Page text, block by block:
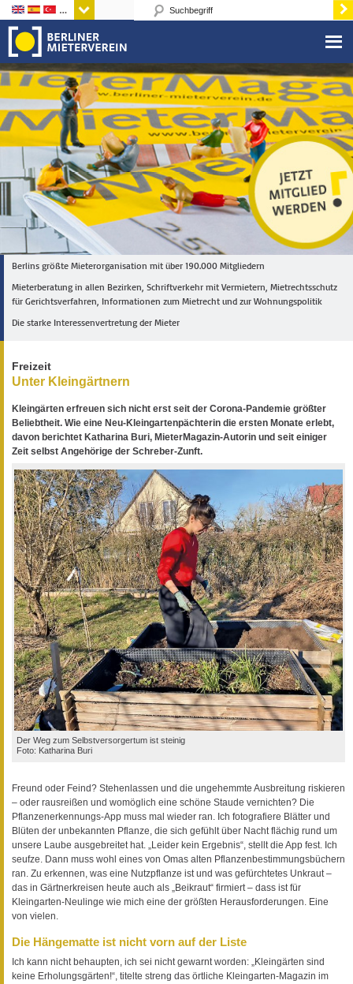
Sprachen
Berlins größte Mieterorganisation mit über 190.000 Mitgliedern
Mieterberatung in allen Bezirken, Schriftverkehr mit Vermietern, Mietrechtsschutz
für Gerichtsverfahren, Informationen zum Mietrecht und zur Wohnungspolitik
Die starke Interessenvertretung der Mieter
Freizeit
Unter Kleingärtnern
Kleingärten erfreuen sich nicht erst seit der Corona-Pandemie größter
Beliebtheit. Wie eine Neu-Kleingartenpächterin die ersten Monate erlebt,
davon berichtet Katharina Buri, MieterMagazin-Autorin und seit einiger
Zeit selbst Angehörige der Schreber-Zunft.
Der Weg zum Selbstversorgertum ist steinig
Foto: Katharina Buri
Freund oder Feind? Stehenlassen und die ungehemmte Ausbreitung riskieren
– oder rausreißen und womöglich eine schöne Staude vernichten? Die
Pflanzenerkennungs-App muss mal wieder ran. Ich fotografiere Blätter und
Blüten der unbekannten Pflanze, die sich gefühlt über Nacht flächig rund um
unsere Laube ausgebreitet hat. „Leider kein Ergebnis“, stellt die App fest. Ich
seufze. Dann muss wohl eines von Omas alten Pflanzenbestimmungsbüchern
ran. Zu erkennen, was eine Nutzpflanze ist und was gefürchtetes Unkraut –
das in Gärtnerkreisen heute auch als „Beikraut“ firmiert – dass ist für
Kleingarten-Neulinge wie mich eine der größten Herausforderungen. Eine
von vielen.
Die Hängematte ist nicht vorn auf der Liste
Ich kann nicht behaupten, ich sei nicht gewarnt worden: „Kleingärten sind
keine Erholungsgärten!“, titelte streng das örtliche Kleingarten-Magazin im